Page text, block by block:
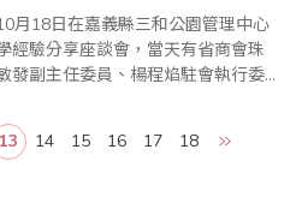
月18日在嘉義縣三和公園管理中心
經驗分享座談會，當天有省商會珠
發副主任委員、楊程焰駐會執行委
等發言分享，還有林秀峰名譽主任
問等蒞臨指導。 台灣省商業
13 14 15 16 17 18